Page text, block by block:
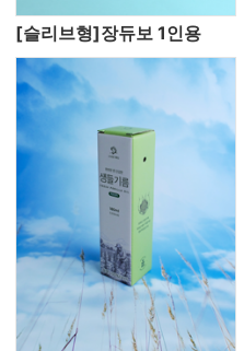
[슬리브형]장듀보 1인용